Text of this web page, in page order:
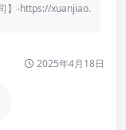
】-https://xuanjiao.
2025年4月18日